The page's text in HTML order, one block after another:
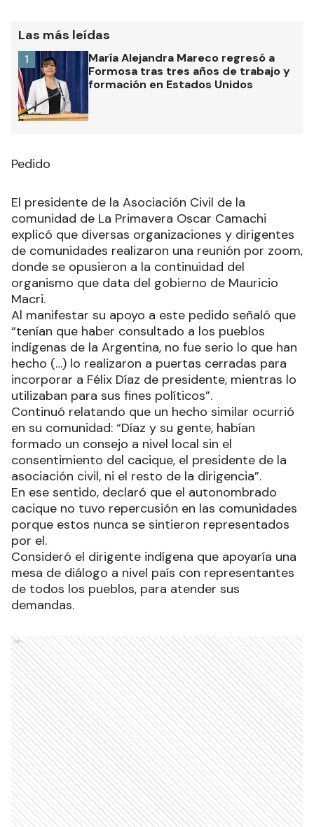
Las más leídas
María Alejandra Mareco regresó a
Formosa tras tres años de trabajo y
formación en Estados Unidos
1
Pedido
El presidente de la Asociación Civil de la
comunidad de La Primavera Oscar Camachi
explicó que diversas organizaciones y dirigentes
de comunidades realizaron una reunión por zoom,
donde se opusieron a la continuidad del
organismo que data del gobierno de Mauricio
Macri.
Al manifestar su apoyo a este pedido señaló que
“tenían que haber consultado a los pueblos
indígenas de la Argentina, no fue serio lo que han
hecho (…) lo realizaron a puertas cerradas para
incorporar a Félix Díaz de presidente, mientras lo
utilizaban para sus fines políticos”.
Continuó relatando que un hecho similar ocurrió
en su comunidad: “Díaz y su gente, habían
formado un consejo a nivel local sin el
consentimiento del cacique, el presidente de la
asociación civil, ni el resto de la dirigencia”.
En ese sentido, declaró que el autonombrado
cacique no tuvo repercusión en las comunidades
porque estos nunca se sintieron representados
por el.
Consideró el dirigente indígena que apoyaría una
mesa de diálogo a nivel país con representantes
de todos los pueblos, para atender sus
demandas.
Ads